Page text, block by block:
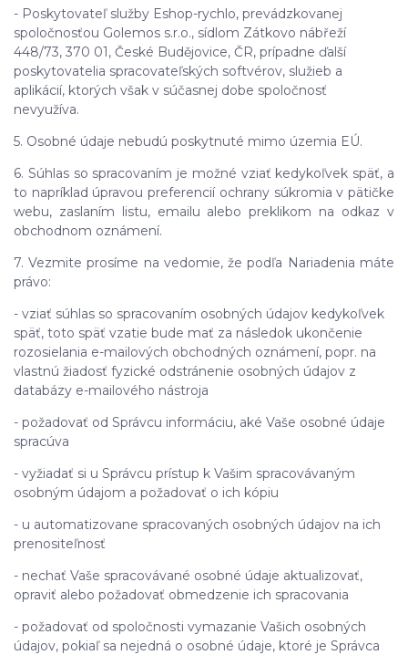
- Poskytovateľ služby Eshop-rychlo, prevádzkovanej
spoločnosťou Golemos s.r.o., sídlom Zátkovo nábřeží
448/73, 370 01, České Budějovice, ČR, prípadne ďalší
poskytovatelia spracovateľských softvérov, služieb a
aplikácií, ktorých však v súčasnej dobe spoločnosť
nevyužíva.
5. Osobné údaje nebudú poskytnuté mimo územia EÚ.
6. Súhlas so spracovaním je možné vziať kedykoľvek späť, a
to napríklad úpravou preferencií ochrany súkromia v pätičke
webu, zaslaním listu, emailu alebo preklikom na odkaz v
obchodnom oznámení.
7. Vezmite prosíme na vedomie, že podľa Nariadenia máte
právo:
- vziať súhlas so spracovaním osobných údajov kedykoľvek
späť, toto späť vzatie bude mať za následok ukončenie
rozosielania e-mailových obchodných oznámení, popr. na
vlastnú žiadosť fyzické odstránenie osobných údajov z
databázy e-mailového nástroja
- požadovať od Správcu informáciu, aké Vaše osobné údaje
spracúva
- vyžiadať si u Správcu prístup k Vašim spracovávaným
osobným údajom a požadovať o ich kópiu
- u automatizovane spracovaných osobných údajov na ich
prenositeľnosť
- nechať Vaše spracovávané osobné údaje aktualizovať,
opraviť alebo požadovať obmedzenie ich spracovania
- požadovať od spoločnosti vymazanie Vašich osobných
údajov, pokiaľ sa nejedná o osobné údaje, ktoré je Správca